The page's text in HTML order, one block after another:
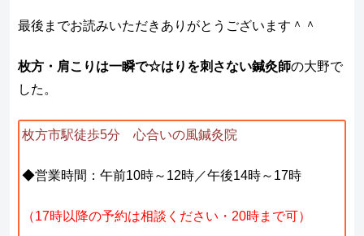
最後までお読みいただきありがとうございます＾＾
枚方・肩こりは一瞬で☆はりを刺さない鍼灸師の大野で
した。
枚方市駅徒歩5分 心合いの風鍼灸院
◆営業時間：午前10時～12時／午後14時～17時
（17時以降の予約は相談ください・20時まで可）